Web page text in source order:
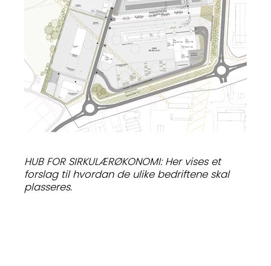
HUB FOR SIRKULÆRØKONOMI: Her vises et
forslag til hvordan de ulike bedriftene skal
plasseres.